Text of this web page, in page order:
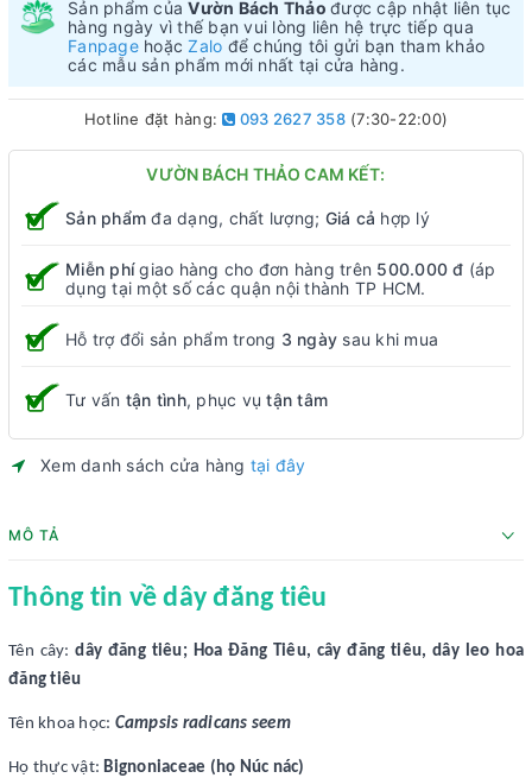
Sản phẩm củaVườn Bách Thảo được cập nhật liên tục
hàng ngày vì thế bạn vui lòng liên hệ trực tiếp qua
FanpagehoặcZalo để chúng tôi gửi bạn tham khảo
các mẫu sản phẩm mới nhất tại cửa hàng.
Hotline đặt hàng: 093 2627 358(7:30-22:00)
VƯỜN BÁCH THẢO CAM KẾT:
Sản phẩm đa dạng, chất lượng; Giá cả hợp lý
Miễn phígiao hàng cho đơn hàng trên 500.000 đ (áp
dụng tại một số các quận nội thành TP HCM.
Hỗ trợ đổi sản phẩm trong 3 ngày sau khi mua
Tư vấn tận tình, phục vụtận tâm
Xem danh sách cửa hàng tại đây
MÔ TẢ
Thông tin về dây đăng tiêu
Tên cây:dây đăng tiêu; Hoa Đăng Tiêu, cây đăng tiêu, dây leo hoa
đăng tiêu
Tên khoa học: Campsis radicans seem
Họ thực vật:Bignoniaceae (họ Núc nác)